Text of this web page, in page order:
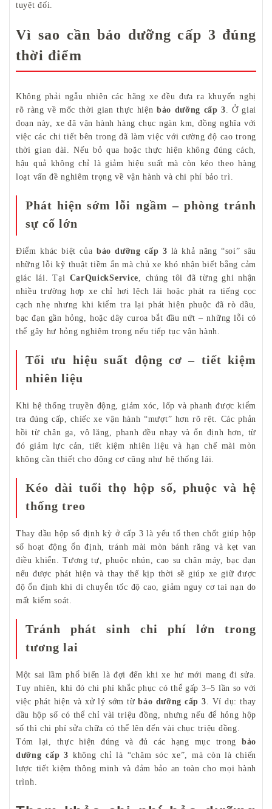
tuyệt đối.
Vì sao cần bảo dưỡng cấp 3 đúng
thời điểm
Không phải ngẫu nhiên các hãng xe đều đưa ra khuyến nghị
rõ ràng về mốc thời gian thực hiện bảo dưỡng cấp 3. Ở giai
đoạn này, xe đã vận hành hàng chục ngàn km, đồng nghĩa với
việc các chi tiết bên trong đã làm việc với cường độ cao trong
thời gian dài. Nếu bỏ qua hoặc thực hiện không đúng cách,
hậu quả không chỉ là giảm hiệu suất mà còn kéo theo hàng
loạt vấn đề nghiêm trọng về vận hành và chi phí bảo trì.
Phát hiện sớm lỗi ngầm – phòng tránh
sự cố lớn
Điểm khác biệt của bảo dưỡng cấp 3 là khả năng “soi” sâu
những lỗi kỹ thuật tiềm ẩn mà chủ xe khó nhận biết bằng cảm
giác lái. Tại CarQuickService, chúng tôi đã từng ghi nhận
nhiều trường hợp xe chỉ hơi lệch lái hoặc phát ra tiếng cọc
cạch nhẹ nhưng khi kiểm tra lại phát hiện phuộc đã rò dầu,
bạc đạn gần hỏng, hoặc dây curoa bắt đầu nứt – những lỗi có
thể gây hư hỏng nghiêm trọng nếu tiếp tục vận hành.
Tối ưu hiệu suất động cơ – tiết kiệm
nhiên liệu
Khi hệ thống truyền động, giảm xóc, lốp và phanh được kiểm
tra đúng cấp, chiếc xe vận hành “mượt” hơn rõ rệt. Các phản
hồi từ chân ga, vô lăng, phanh đều nhạy và ổn định hơn, từ
đó giảm lực cản, tiết kiệm nhiên liệu và hạn chế mài mòn
không cần thiết cho động cơ cũng như hệ thống lái.
Kéo dài tuổi thọ hộp số, phuộc và hệ
thống treo
Thay dầu hộp số định kỳ ở cấp 3 là yếu tố then chốt giúp hộp
số hoạt động ổn định, tránh mài mòn bánh răng và kẹt van
điều khiển. Tương tự, phuộc nhún, cao su chân máy, bạc đạn
nếu được phát hiện và thay thế kịp thời sẽ giúp xe giữ được
độ ổn định khi di chuyển tốc độ cao, giảm nguy cơ tai nạn do
mất kiểm soát.
Tránh phát sinh chi phí lớn trong
tương lai
Một sai lầm phổ biến là đợi đến khi xe hư mới mang đi sửa.
Tuy nhiên, khi đó chi phí khắc phục có thể gấp 3–5 lần so với
việc phát hiện và xử lý sớm từbảo dưỡng cấp 3. Ví dụ: thay
dầu hộp số có thể chỉ vài triệu đồng, nhưng nếu để hỏng hộp
số thì chi phí sửa chữa có thể lên đến vài chục triệu đồng.
Tóm lại, thực hiện đúng và đủ các hạng mục trong bảo
dưỡng cấp 3 không chỉ là “chăm sóc xe”, mà còn là chiến
lược tiết kiệm thông minh và đảm bảo an toàn cho mọi hành
trình.